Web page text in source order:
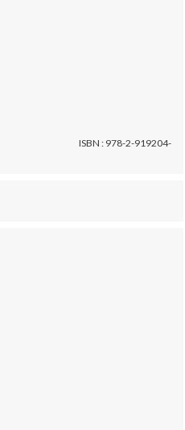
ISBN : 978-2-919204-